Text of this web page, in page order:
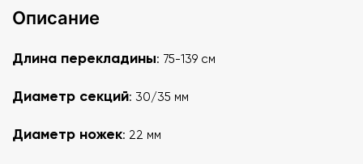
Описание
Длина перекладины: 75-139 см
Диаметр секций: 30/35 мм
Диаметр ножек: 22 мм